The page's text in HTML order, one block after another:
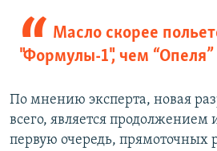
Масло скорее
"Формулы-1", чем “Опеля”
По мнению эксперта, новая
всего, является продолжением
первую очередь, прямоточных